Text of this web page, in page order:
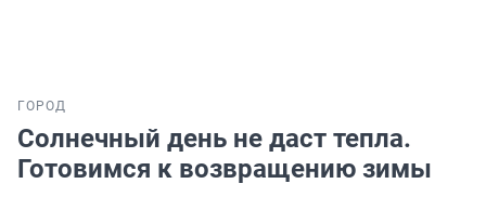
ГОРОД
Солнечный день не даст тепла.
Готовимся к возвращению зимы